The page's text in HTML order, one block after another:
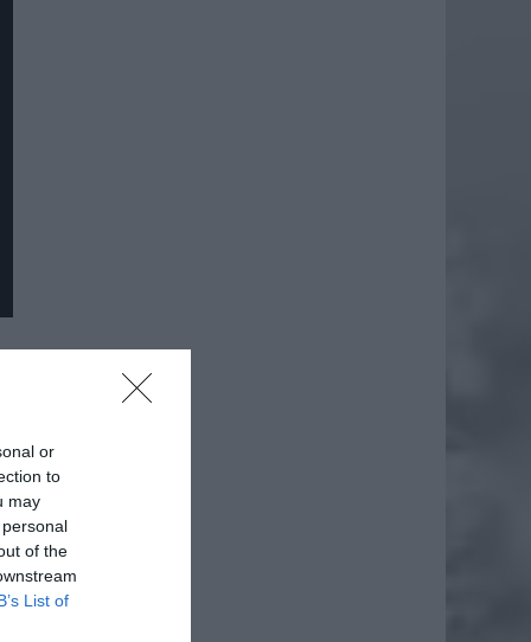
or
to
may
of the
List of